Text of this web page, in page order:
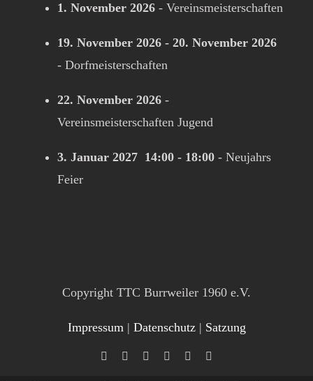
1. November 2026 - Vereinsmeisterschaften
19. November 2026 - 20. November 2026
- Dorfmeisterschaften
22. November 2026 -
Vereinsmeisterschaften Jugend
3. Januar 2027 14:00 - 18:00 - Neujahrs
Feier
Copyright TTC Burrweiler 1960 e.V.
Impressum| Datenschutz| Satzung